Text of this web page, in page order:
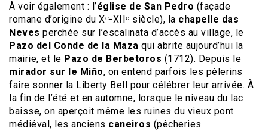
À voir également : l’église de San Pedro (façade
romane d’origine du Xᵉ-XIIᵉ siècle), la chapelle das
Neves perchée sur l’escalinata d’accès au village, le
Pazo del Conde de la Maza qui abrite aujourd’hui la
mairie, et le Pazo de Berbetoros (1712). Depuis le
mirador sur le Miño, on entend parfois les pèlerins
faire sonner la Liberty Bell pour célébrer leur arrivée. À
la fin de l’été et en automne, lorsque le niveau du lac
baisse, on aperçoit même les ruines du vieux pont
médiéval, les anciens caneiros (pêcheries